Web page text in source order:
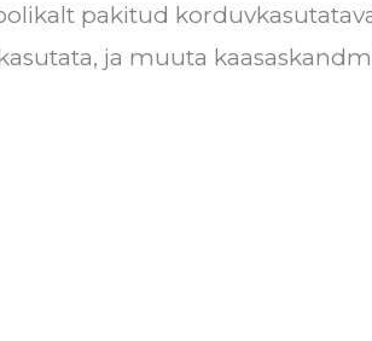
pakitud
ja muuta